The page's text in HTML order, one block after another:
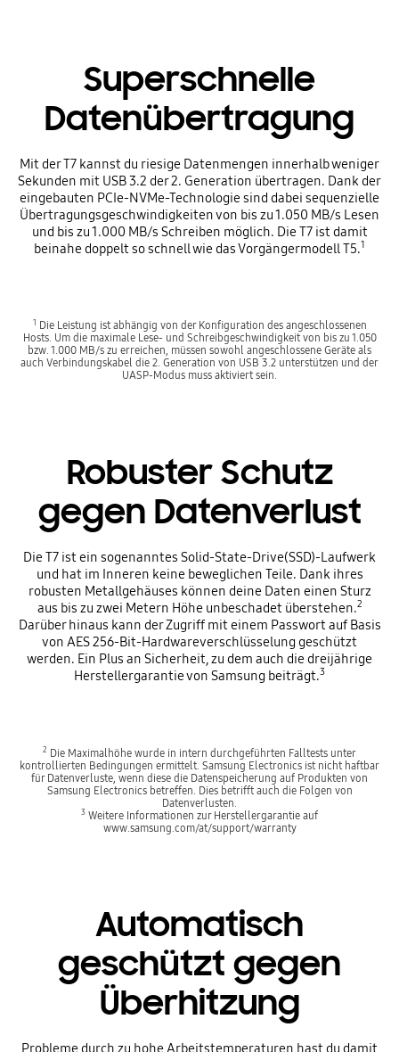
Superschnelle
Datenübertragung
Mit der T7 kannst du riesige Datenmengen innerhalb weniger
Sekunden mit USB 3.2 der 2. Generation übertragen. Dank der
eingebauten PCIe-NVMe-Technologie sind dabei sequenzielle
Übertragungsgeschwindigkeiten von bis zu 1.050 MB/s Lesen
und bis zu 1.000 MB/s Schreiben möglich. Die T7 ist damit
beinahe doppelt so schnell wie das Vorgängermodell T5.1
1 Die Leistung ist abhängig von der Konfiguration des angeschlossenen
Hosts. Um die maximale Lese- und Schreibgeschwindigkeit von bis zu 1.050
bzw. 1.000 MB/s zu erreichen, müssen sowohl angeschlossene Geräte als
auch Verbindungskabel die 2. Generation von USB 3.2 unterstützen und der
UASP-Modus muss aktiviert sein.
Robuster Schutz
gegen Datenverlust
Die T7 ist ein sogenanntes Solid-State-Drive(SSD)-Laufwerk
und hat im Inneren keine beweglichen Teile. Dank ihres
robusten Metallgehäuses können deine Daten einen Sturz
aus bis zu zwei Metern Höhe unbeschadet überstehen.2
Darüber hinaus kann der Zugriff mit einem Passwort auf Basis
von AES 256-Bit-Hardwareverschlüsselung geschützt
werden. Ein Plus an Sicherheit, zu dem auch die dreijährige
Herstellergarantie von Samsung beiträgt.3
2 Die Maximalhöhe wurde in intern durchgeführten Falltests unter
kontrollierten Bedingungen ermittelt. Samsung Electronics ist nicht haftbar
für Datenverluste, wenn diese die Datenspeicherung auf Produkten von
Samsung Electronics betreffen. Dies betrifft auch die Folgen von
Datenverlusten.
3 Weitere Informationen zur Herstellergarantie auf
www.samsung.com/at/support/warranty
Automatisch
geschützt gegen
Überhitzung
Probleme durch zu hohe Arbeitstemperaturen hast du damit